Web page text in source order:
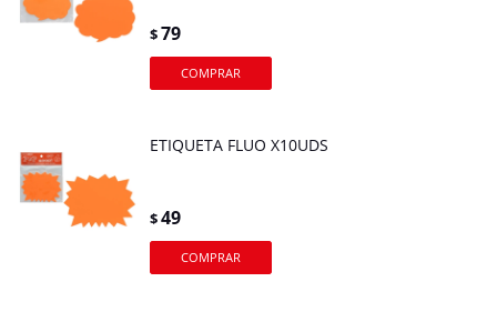
$79
ETIQUETA FLUO X10UDS
$49